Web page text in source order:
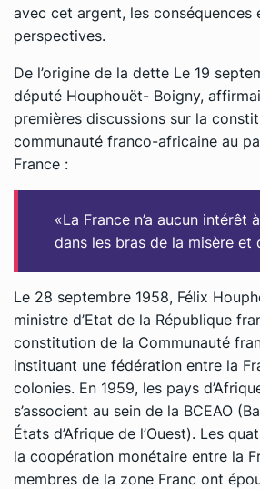
avec cet argent, les conséquences
perspectives.
De l’origine de la dette Le 19
député Houphouët- Boigny,
premières discussions sur la
communauté franco-africaine au
France :
«La France n’a aucun intérêt
dans les bras de la misère et
Le 28 septembre 1958, Félix
ministre d’Etat de la République
constitution de la Communauté
instituant une fédération entre la
colonies. En 1959, les pays
s’associent au sein de la BCEAO
États d’Afrique de l’Ouest). Les
la coopération monétaire entre la
membres de la zone Franc ont